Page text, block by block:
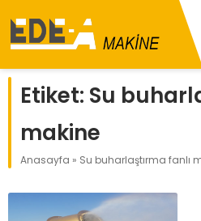
Etiket: Su
makine
Anasayfa » Su buharlaştırma fanlı